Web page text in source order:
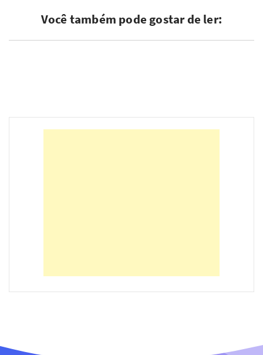
Você também pode gostar de ler: